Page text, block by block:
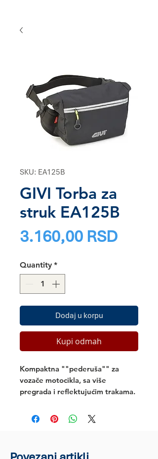
SKU: EA125B
GIVI Torba za
struk EA125B
3.160,00 RSDPrice
Quantity *
Dodaj u korpu
Kupi odmah
Kompaktna ""pederuša"" za
vozače motocikla, sa više
pregrada i reflektujućim trakama.